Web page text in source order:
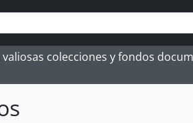
colecciones y fondos